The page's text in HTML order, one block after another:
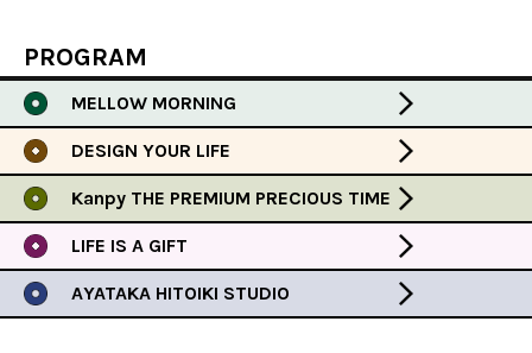
PROGRAM
MELLOW MORNING
DESIGN YOUR LIFE
Kanpy THE PREMIUM PRECIOUS TIME
LIFE IS A GIFT
AYATAKA HITOIKI STUDIO